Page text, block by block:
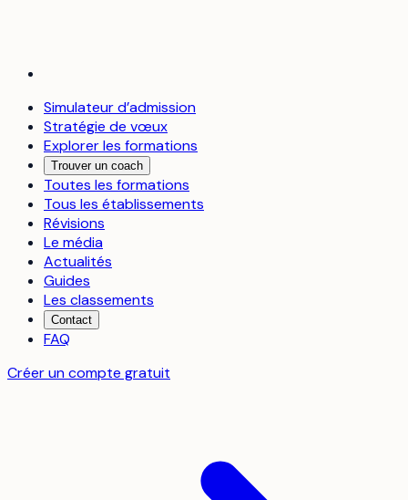
Simulateur d’admission
Stratégie de vœux
Explorer les formations
Trouver un coach
Toutes les formations
Tous les établissements
Révisions
Le média
Actualités
Guides
Les classements
Contact
FAQ
Créer un compte gratuit